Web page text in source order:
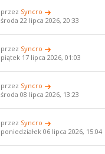
przez Syncro
środa 22 lipca 2026, 20:33
przez Syncro
piątek 17 lipca 2026, 01:03
przez Syncro
środa 08 lipca 2026, 13:23
przez Syncro
poniedziałek 06 lipca 2026, 15:04